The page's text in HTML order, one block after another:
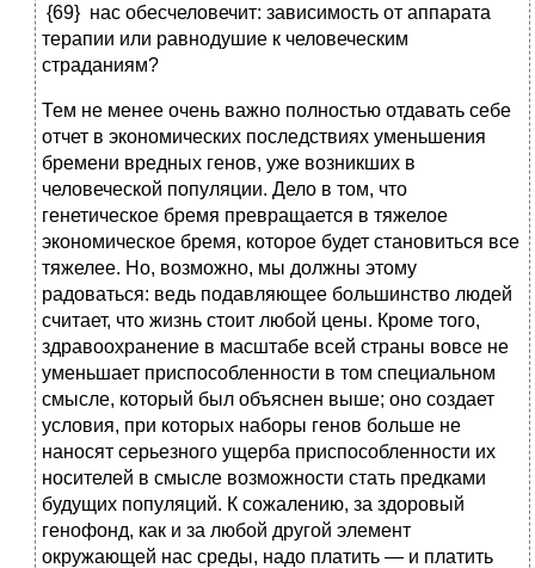
{69} нас обесчеловечит: зависимость от аппарата
терапии или равнодушие к человеческим
страданиям?
Тем не менее очень важно полностью отдавать себе
отчет в экономических последствиях уменьшения
бремени вредных генов, уже возникших в
человеческой популяции. Дело в том, что
генетическое бремя превращается в тяжелое
экономическое бремя, которое будет становиться все
тяжелее. Но, возможно, мы должны этому
радоваться: ведь подавляющее большинство людей
считает, что жизнь стоит любой цены. Кроме того,
здравоохранение в масштабе всей страны вовсе не
уменьшает приспособленности в том специальном
смысле, который был объяснен выше; оно создает
условия, при которых наборы генов больше не
наносят серьезного ущерба приспособленности их
носителей в смысле возможности стать предками
будущих популяций. К сожалению, за здоровый
генофонд, как и за любой другой элемент
окружающей нас среды, надо платить — и платить